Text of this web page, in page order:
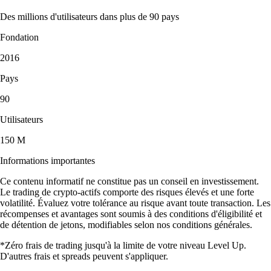
Des millions d'utilisateurs dans plus de 90 pays
Fondation
2016
Pays
90
Utilisateurs
150 M
Informations importantes
Ce contenu informatif ne constitue pas un conseil en investissement.
Le trading de crypto-actifs comporte des risques élevés et une forte
volatilité. Évaluez votre tolérance au risque avant toute transaction. Les
récompenses et avantages sont soumis à des conditions d'éligibilité et
de détention de jetons, modifiables selon nos conditions générales.
*Zéro frais de trading jusqu'à la limite de votre niveau Level Up.
D'autres frais et spreads peuvent s'appliquer.